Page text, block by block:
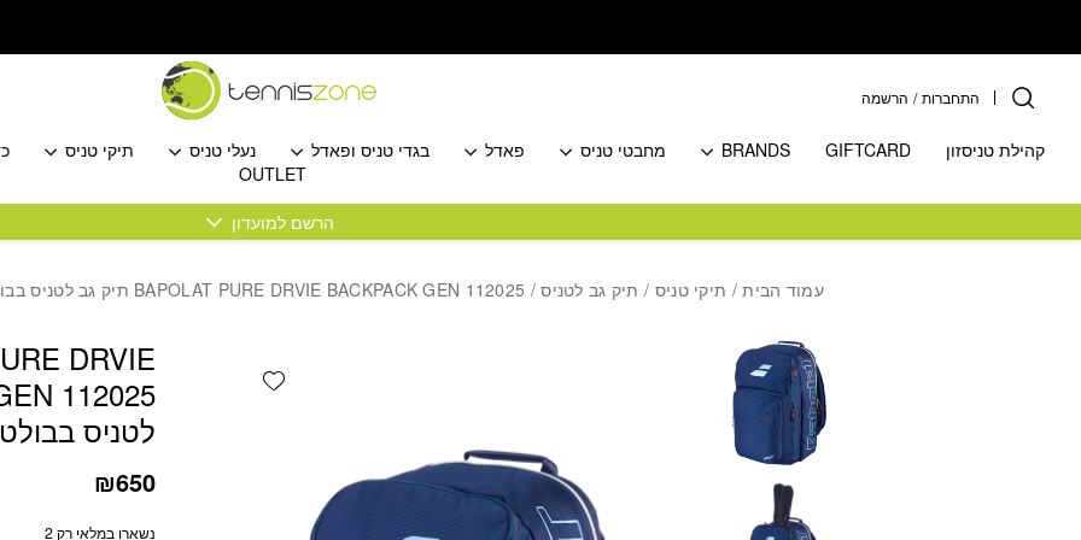
התחברות / הרשמה
קהילת טניסזון GIFTCARD
BRANDS מחבטי טניס פאדל בגדי טניס ופאדל נעלי טניס תיקי טניס
OUTLET
הרשם למועדון
עמוד הבית/ תיקי טניס / תיק גב לטניס/ BAPOLAT PURE DRVIE BACKPACK GEN 112025 תיק גב לטניס בבולט
DRVIE
לטניס בבולט
₪650
נשארו במלאי רק 2
Add wishlist